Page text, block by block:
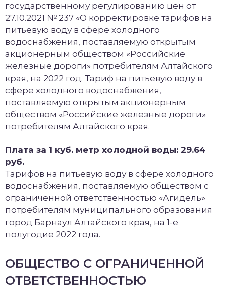
государственному регулированию цен от
27.10.2021 № 237 «О корректировке тарифов на
питьевую воду в сфере холодного
водоснабжения, поставляемую открытым
акционерным обществом «Российские
железные дороги» потребителям Алтайского
края, на 2022 год. Тариф на питьевую воду в
сфере холодного водоснабжения,
поставляемую открытым акционерным
обществом «Российские железные дороги»
потребителям Алтайского края.
Плата за 1 куб. метр холодной воды: 29.64
руб.
Тарифов на питьевую воду в сфере холодного
водоснабжения, поставляемую обществом с
ограниченной ответственностью «Агидель»
потребителям муниципального образования
город Барнаул Алтайского края, на 1-е
полугодие 2022 года.
ОБЩЕСТВО С ОГРАНИЧЕННОЙ
ОТВЕТСТВЕННОСТЬЮ